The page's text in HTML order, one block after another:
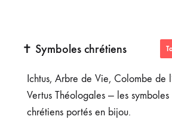
✝️ Symboles chrétiens
Ichtus, Arbre de Vie, Colombe de
Vertus Théologales — les
chrétiens portés en bijou.